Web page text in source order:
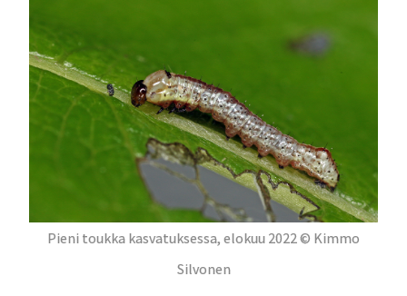
Pieni toukka kasvatuksessa, elokuu 2022 © Kimmo
Silvonen